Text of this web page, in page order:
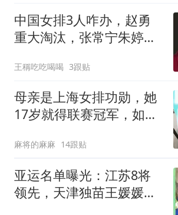
中国女排3人咋办，赵勇
重大淘汰，张常宁朱婷咋
王稱吃吃喝喝 3跟贴
母亲是上海女排功勋，她
17岁就得联赛冠军，如今
麻将的麻麻 14跟贴
亚运名单曝光：江苏8将
领先，天津独苗王媛媛独